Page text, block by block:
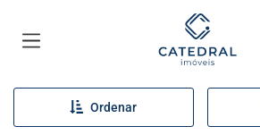
Página inicial
Ordenar